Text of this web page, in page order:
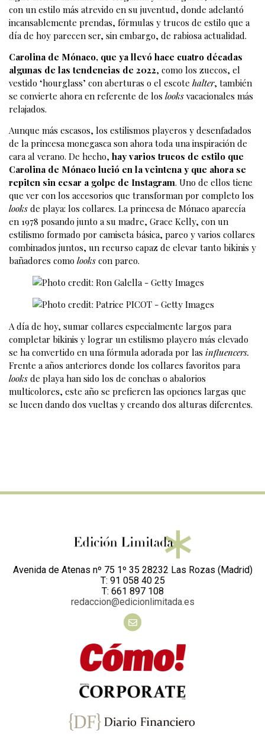
con un estilo más atrevido en su juventud, donde adelantó
incansablemente prendas, fórmulas y trucos de estilo que a
día de hoy parecen ser, sin embargo, de rabiosa actualidad.
Carolina de Mónaco, que ya llevó hace cuatro décadas
algunas de las tendencias de 2022, como los zuecos, el
vestido ‘hourglass’ con aberturas o el escote halter, también
se convierte ahora en referente de los looks vacacionales más
relajados.
Aunque más escasos, los estilismos playeros y desenfadados
de la princesa monegasca son ahora toda una inspiración de
cara al verano. De hecho, hay varios trucos de estilo que
Carolina de Mónaco lució en la veintena y que ahora se
repiten sin cesar a golpe de Instagram. Uno de ellos tiene
que ver con los accesorios que transforman por completo los
looks de playa: los collares. La princesa de Mónaco aparecía
en 1978 posando junto a su madre, Grace Kelly, con un
estilismo formado por camiseta básica, pareo y varios collares
combinados juntos, un recurso capaz de elevar tanto bikinis y
bañadores como looks con pareo.
A día de hoy, sumar collares especialmente largos para
completar bikinis y lograr un estilismo playero más elevado
se ha convertido en una fórmula adorada por las influencers.
Frente a años anteriores donde los collares favoritos para
looks de playa han sido los de conchas o abalorios
multicolores, este año se prefieren las opciones largas que
se lucen dando dos vueltas y creando dos alturas diferentes.
Avenida de Atenas nº 75 1º 35 28232 Las Rozas (Madrid)
T: 91 058 40 25
T: 661 897 108
redaccion@edicionlimitada.es